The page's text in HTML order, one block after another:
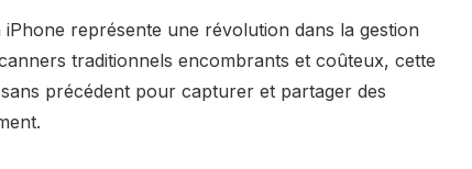
représente une révolution dans la gestion
traditionnels encombrants et coûteux, cette
précédent pour capturer et partager des